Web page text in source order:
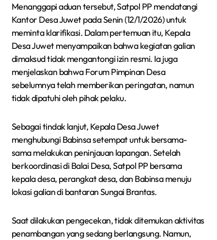
Menanggapi aduan tersebut, Satpol PP mendatangi
Kantor Desa Juwet pada Senin (12/1/2026) untuk
meminta klarifikasi. Dalam pertemuan itu, Kepala
Desa Juwet menyampaikan bahwa kegiatan galian
dimaksud tidak mengantongi izin resmi. Ia juga
menjelaskan bahwa Forum Pimpinan Desa
sebelumnya telah memberikan peringatan, namun
tidak dipatuhi oleh pihak pelaku.
Sebagai tindak lanjut, Kepala Desa Juwet
menghubungi Babinsa setempat untuk bersama-
sama melakukan peninjauan lapangan. Setelah
berkoordinasi di Balai Desa, Satpol PP bersama
kepala desa, perangkat desa, dan Babinsa menuju
lokasi galian di bantaran Sungai Brantas.
Saat dilakukan pengecekan, tidak ditemukan aktivitas
penambangan yang sedang berlangsung. Namun,